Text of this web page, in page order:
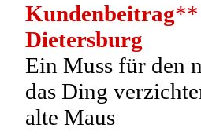
Kundenbeitrag**
Dietersburg
Ein Muss für den
das Ding
alte Maus